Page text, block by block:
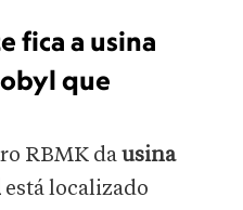
fica a usina
que
RBMK dausina
está localizado